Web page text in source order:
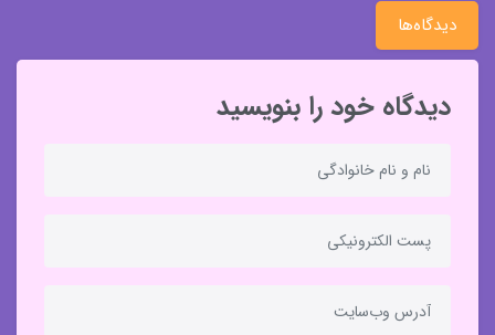
دیدگاه‌ها
دیدگاه خود را بنویسید